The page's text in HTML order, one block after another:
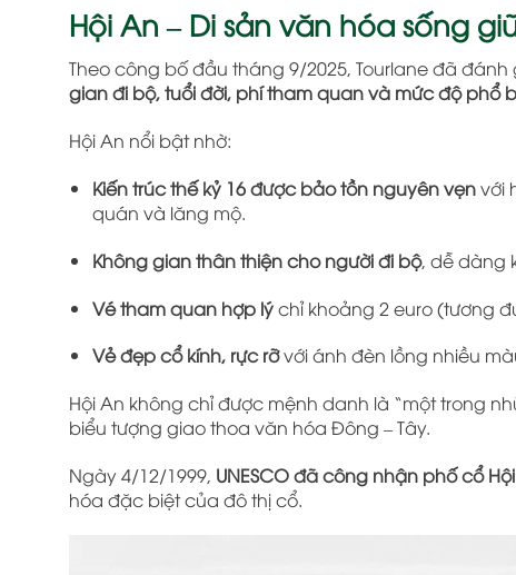
Hội An – Di sản văn hóa sống
Theo công bố đầu tháng 9/2025, Tourlane đã
gian đi bộ, tuổi đời, phí tham quan và mức độ phổ
Hội An nổi bật nhờ:
Kiến trúc thế kỷ 16 được bảo tồn nguyên vẹnvới
quán và lăng mộ.
Không gian thân thiện cho người đi bộ, dễ dàng
Vé tham quan hợp lýchỉ khoảng 2 euro (tương
Vẻ đẹp cổ kính, rực rỡvới ánh đèn lồng nhiều
Hội An không chỉ được mệnh danh là “một trong
biểu tượng giao thoa văn hóa Đông – Tây.
Ngày 4/12/1999, UNESCO đã công nhận phố cổ
hóa đặc biệt của đô thị cổ.